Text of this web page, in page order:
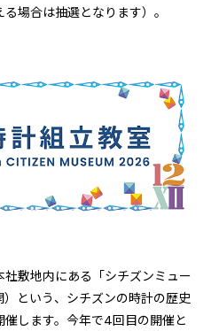
場合は抽選となります）。
敷地内にある「シチズンミュー
という、シチズンの時計の歴史
します。今年で4回目の開催と